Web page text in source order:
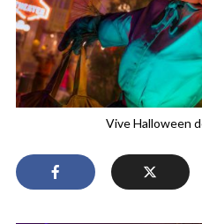
Vive Halloween